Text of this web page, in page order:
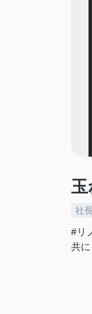
社
#リ
共に